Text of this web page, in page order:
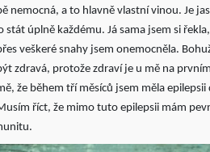
nemocná, a to hlavně vlastní vinou. Je
stát úplně každému. Já sama jsem si
veškeré snahy jsem onemocněla.
zdravá, protože zdraví je u mě na
že během tří měsíců jsem měla
říct, že mimo tuto epilepsii mám